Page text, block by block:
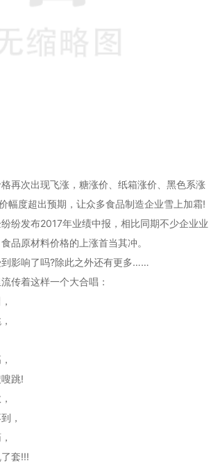
再次出现飞涨，糖涨价、纸箱涨价、黑色系涨
幅度超出预期，让众多食品制造企业雪上加霜!
发布2017年业绩中报，相比同期不少企业业
品原材料价格的上涨首当其冲。
影响了吗?除此之外还有更多……
着这样一个大合唱：
跳!
，
套!!!